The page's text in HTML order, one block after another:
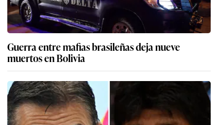
Guerra entre mafias brasileñas deja nueve
muertos en Bolivia